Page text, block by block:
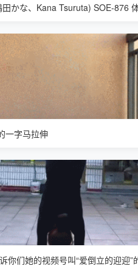
一字马拉伸
你们她的视频号叫“爱倒立的迎迎”